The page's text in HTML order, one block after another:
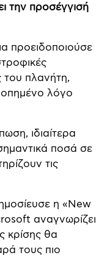
την προσέγγισή
προειδοποιούσε
του πλανήτη,
λόγο
ιδιαίτερα
ποσά σε
τις
η «New
αναγνωρίζει
κρίσης θα
τους πιο